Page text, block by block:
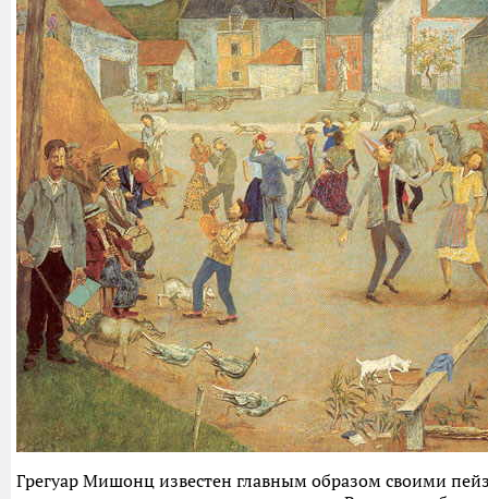
Грегуар Мишонц известен главным образом своими